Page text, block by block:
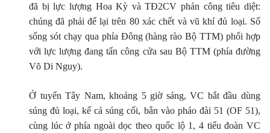
đã bị lực lượng Hoa Kỳ và TÐ2CV phản công tiêu diệt:
chúng đã phải để lại trên 80 xác chết và vũ khí đủ loại. Số
sống sót chạy qua phía Ðông (hàng rào Bộ TTM) phối hợp
với lực lượng đang tấn công cửa sau Bộ TTM (phía đường
Võ Di Nguy).
Ở tuyến Tây Nam, khoảng 5 giờ sáng, VC bắt đầu dùng
súng đủ loại, kể cả súng cối, bắn vào pháo đài 51 (OF 51),
cùng lúc ở phía ngoài dọc theo quốc lộ 1, 4 tiểu đoàn VC